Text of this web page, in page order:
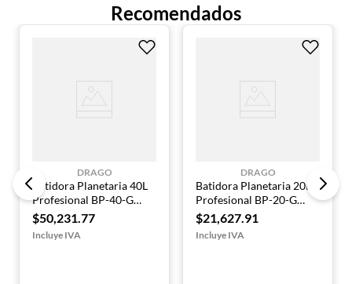
Fondo: 654 mm
Altura: 1195 mm
Material: Acero inoxidable
Velocidades: 3 (198 / 324 / 672 RPM)
Potencia: 3 2/5 HP
Voltaje/Frecuencia: 110 V / 60 Hz
Peso neto: 120 kg
Recomendados
DRAGO
Batidora Planetaria 40L
Profesional BP-40-G
DRAGO
$50,231.77
DRAGO
Batidora Planetaria 20L
Profesional BP-20-G
DRAGO
$21,627.91